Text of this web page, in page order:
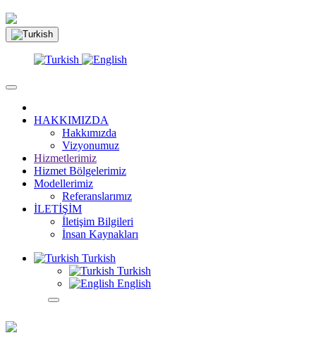
HAKKIMIZDA
Hakkımızda
Vizyonumuz
Hizmetlerimiz
Hizmet Bölgelerimiz
Modellerimiz
Referanslarımız
İLETİŞİM
İletişim Bilgileri
İnsan Kaynakları
Turkish
Turkish
English